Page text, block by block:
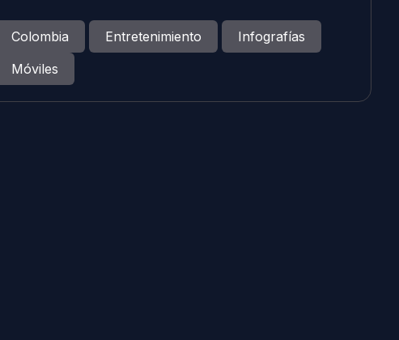
Colombia Entretenimiento
Infografías
Móviles